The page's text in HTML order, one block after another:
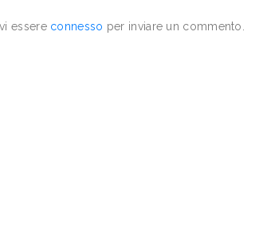
essere connesso per inviare un commento.